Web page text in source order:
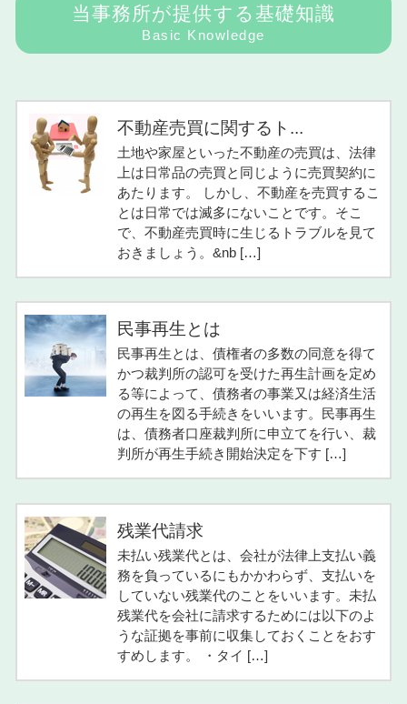
当事務所が提供する基礎知識
Basic Knowledge
不動産売買に関するト...
土地や家屋といった不動産の売買は、法律
上は日常品の売買と同じように売買契約に
あたります。 しかし、不動産を売買するこ
とは日常では滅多にないことです。そこ
で、不動産売買時に生じるトラブルを見て
おきましょう。&nb […]
民事再生とは
民事再生とは、債権者の多数の同意を得て
かつ裁判所の認可を受けた再生計画を定め
る等によって、債務者の事業又は経済生活
の再生を図る手続きをいいます。民事再生
は、債務者口座裁判所に申立てを行い、裁
判所が再生手続き開始決定を下す […]
残業代請求
未払い残業代とは、会社が法律上支払い義
務を負っているにもかかわらず、支払いを
していない残業代のことをいいます。未払
残業代を会社に請求するためには以下のよ
うな証拠を事前に収集しておくことをおす
すめします。 ・タイ […]